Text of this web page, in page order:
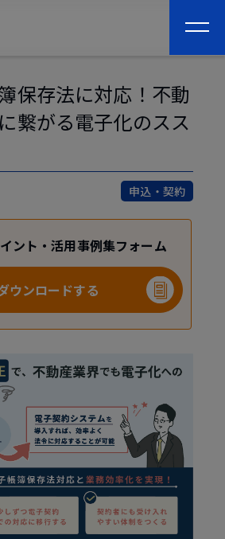
保存法に対応！不動
繋がる電子化のスス
申込・契約
ント・活用事例集フォーム
ウンロードする